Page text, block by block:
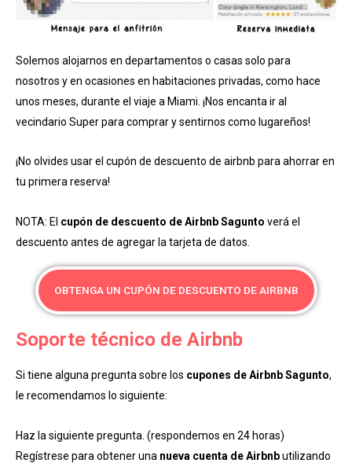
Solemos alojarnos en departamentos o casas solo para
nosotros y en ocasiones en habitaciones privadas, como hace
unos meses, durante el viaje a Miami. ¡Nos encanta ir al
vecindario Super para comprar y sentirnos como lugareños!
¡No olvides usar el cupón de descuento de airbnb para ahorrar en
tu primera reserva!
NOTA: El cupón de descuento de Airbnb Sagunto verá el
descuento antes de agregar la tarjeta de datos.
OBTENGA UN CUPÓN DE DESCUENTO DE AIRBNB
Soporte técnico de Airbnb
Si tiene alguna pregunta sobre los cupones de Airbnb Sagunto,
le recomendamos lo siguiente:
Haz la siguiente pregunta. (respondemos en 24 horas)
Regístrese para obtener una nueva cuenta de Airbnbutilizando